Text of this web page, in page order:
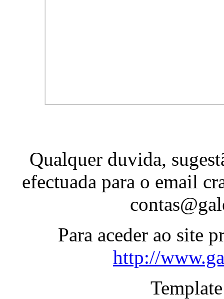
Qualquer duvida,
efectuada para o email
Para aceder ao site
http://